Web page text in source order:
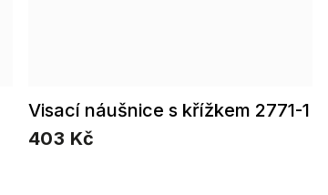
Visací náušnice s křížkem 2771-1
403 Kč